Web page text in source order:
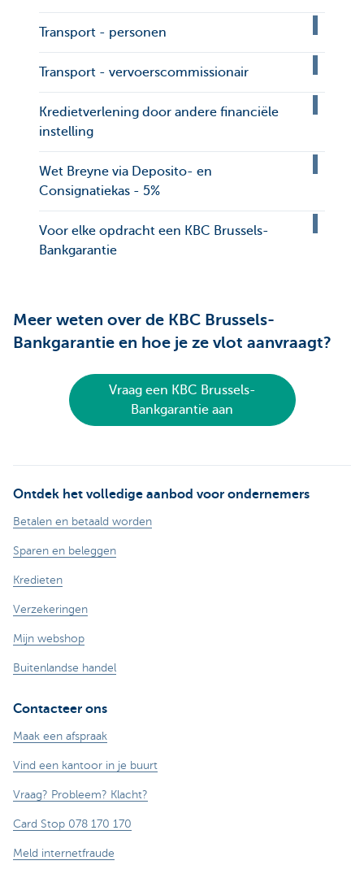
Transport - personen
Transport - vervoerscommissionair
Kredietverlening door andere financiële
instelling
Wet Breyne via Deposito- en
Consignatiekas - 5%
Voor elke opdracht een KBC Brussels-
Bankgarantie
Meer weten over de KBC Brussels-
Bankgarantie en hoe je ze vlot aanvraagt?
Vraag een KBC Brussels-
Bankgarantie aan
Ontdek het volledige aanbod voor ondernemers
Betalen en betaald worden
Sparen en beleggen
Kredieten
Verzekeringen
Mijn webshop
Buitenlandse handel
Contacteer ons
Maak een afspraak
Vind een kantoor in je buurt
Vraag? Probleem? Klacht?
Card Stop 078 170 170
Meld internetfraude